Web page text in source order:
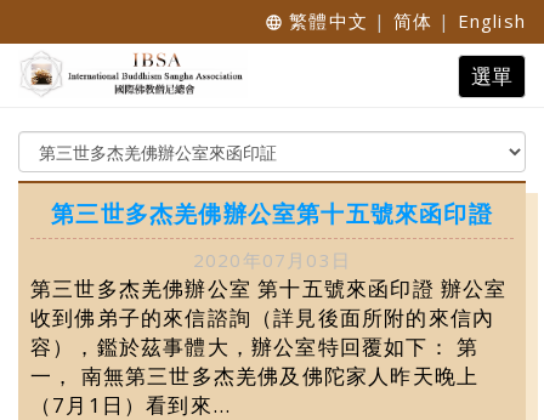
language 繁體中文 | 简体 | English
Toggle
選單
第三世多杰羌佛辦公室第十五號來函印證
2020年07月03日
第三世多杰羌佛辦公室 第十五號來函印證 辦公室
收到佛弟子的來信諮詢（詳見後面所附的來信內
容），鑑於茲事體大，辦公室特回覆如下： 第
一， 南無第三世多杰羌佛及佛陀家人昨天晚上
（7月1日）看到來...